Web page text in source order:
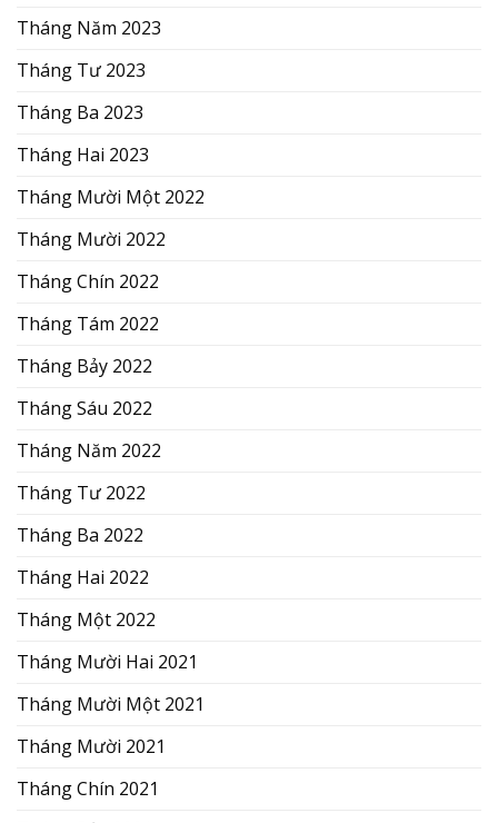
Tháng Năm 2023
Tháng Tư 2023
Tháng Ba 2023
Tháng Hai 2023
Tháng Mười Một 2022
Tháng Mười 2022
Tháng Chín 2022
Tháng Tám 2022
Tháng Bảy 2022
Tháng Sáu 2022
Tháng Năm 2022
Tháng Tư 2022
Tháng Ba 2022
Tháng Hai 2022
Tháng Một 2022
Tháng Mười Hai 2021
Tháng Mười Một 2021
Tháng Mười 2021
Tháng Chín 2021